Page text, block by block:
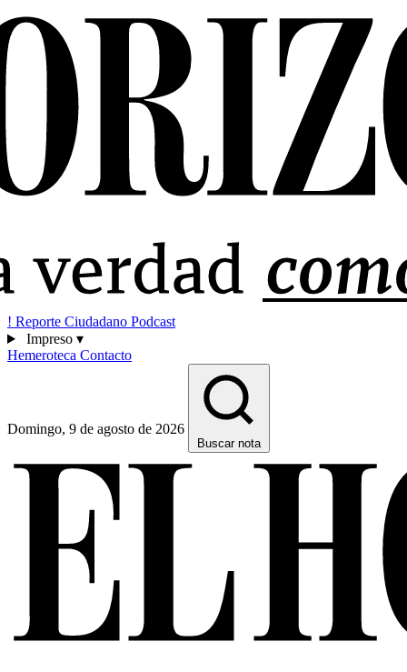
! Reporte Ciudadano Podcast
Impreso ▾
Hemeroteca Contacto
Domingo, 9 de agosto de 2026
Buscar nota